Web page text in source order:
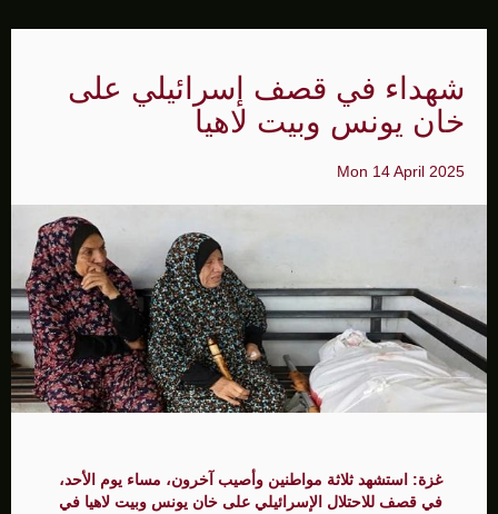
شهداء في قصف إسرائيلي على
خان يونس وبيت لاهيا
Mon 14 April 2025
غزة: استشهد ثلاثة مواطنين وأصيب آخرون، مساء يوم الأحد،
في قصف للاحتلال الإسرائيلي على خان يونس وبيت لاهيا في